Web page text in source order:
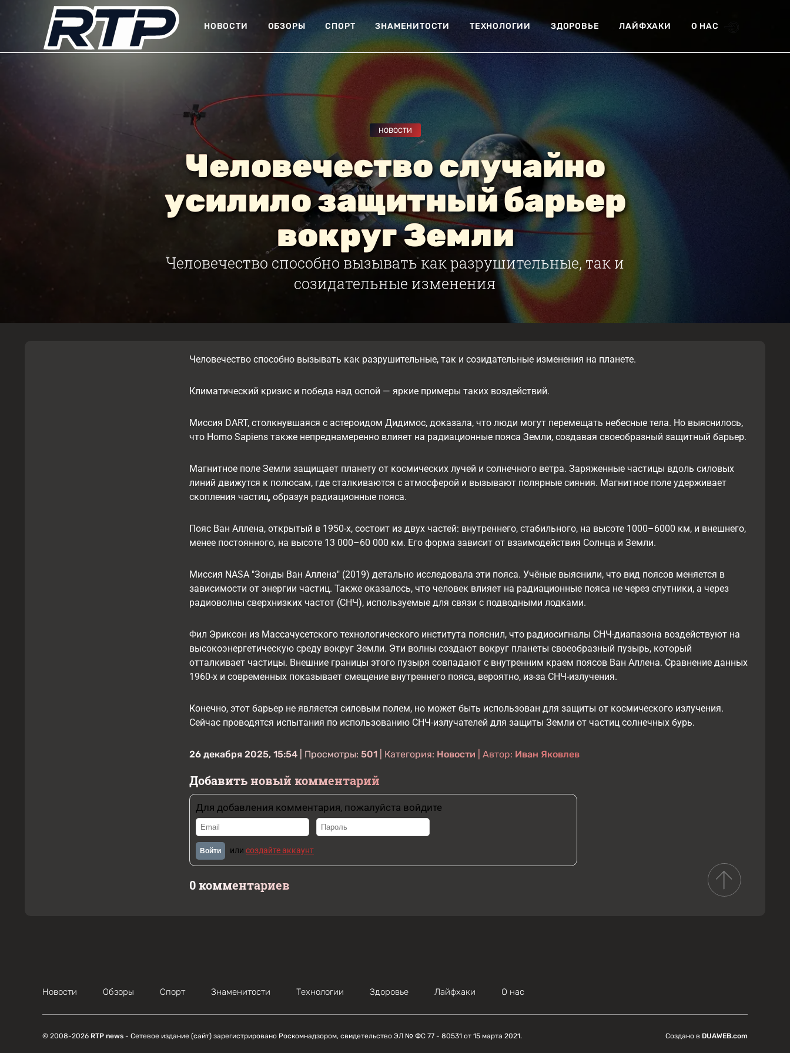
НОВОСТИ ОБЗОРЫ СПОРТ ЗНАМЕНИТОСТИ ТЕХНОЛОГИИ ЗДОРОВЬЕ ЛАЙФХАКИ О НАС
НОВОСТИ
Человечество случайно
усилило защитный барьер
вокруг Земли
Человечество способно вызывать как разрушительные, так и
созидательные изменения
Человечество способно вызывать как разрушительные, так и созидательные изменения на планете.
Климатический кризис и победа над оспой — яркие примеры таких воздействий.
Миссия DART, столкнувшаяся с астероидом Дидимос, доказала, что люди могут перемещать небесные тела. Но выяснилось,
что Homo Sapiens также непреднамеренно влияет на радиационные пояса Земли, создавая своеобразный защитный барьер.
Магнитное поле Земли защищает планету от космических лучей и солнечного ветра. Заряженные частицы вдоль силовых
линий движутся к полюсам, где сталкиваются с атмосферой и вызывают полярные сияния. Магнитное поле удерживает
скопления частиц, образуя радиационные пояса.
Пояс Ван Аллена, открытый в 1950-х, состоит из двух частей: внутреннего, стабильного, на высоте 1000–6000 км, и внешнего,
менее постоянного, на высоте 13 000–60 000 км. Его форма зависит от взаимодействия Солнца и Земли.
Миссия NАSА "Зонды Ван Аллена" (2019) детально исследовала эти пояса. Учёные выяснили, что вид поясов меняется в
зависимости от энергии частиц. Также оказалось, что человек влияет на радиационные пояса не через спутники, а через
радиоволны сверхнизких частот (СНЧ), используемые для связи с подводными лодками.
Фил Эриксон из Массачусетского технологического института пояснил, что радиосигналы СНЧ-диапазона воздействуют на
высокоэнергетическую среду вокруг Земли. Эти волны создают вокруг планеты своеобразный пузырь, который
отталкивает частицы. Внешние границы этого пузыря совпадают с внутренним краем поясов Ван Аллена. Сравнение данных
1960-х и современных показывает смещение внутреннего пояса, вероятно, из-за СНЧ-излучения.
Конечно, этот барьер не является силовым полем, но может быть использован для защиты от космического излучения.
Сейчас проводятся испытания по использованию СНЧ-излучателей для защиты Земли от частиц солнечных бурь.
26 декабря 2025, 15:54 | Просмотры: 501 | Категория: Новости | Автор: Иван Яковлев
Добавить новый комментарий
Для добавления комментария, пожалуйста войдите
Войти или создайте аккаунт
0 комментариев
Новости Обзоры Спорт Знаменитости Технологии Здоровье Лайфхаки О нас
© 2008-2026 RTP news - Сетевое издание (сайт) зарегистрировано Роскомнадзором, свидетельство ЭЛ № ФС 77 - 80531 от 15 марта 2021. Создано в DUAWEB.com